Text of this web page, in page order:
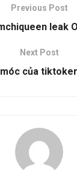
Previous Post
leak
Next Post
của